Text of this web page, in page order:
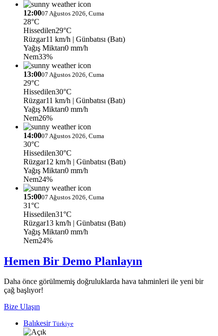
12:0007 Ağustos 2026, Cuma
28°C
Hissedilen29°C
Rüzgar11 km/h | Günbatısı (Batı)
Yağış Miktarı0 mm/h
Nem33%
13:0007 Ağustos 2026, Cuma
29°C
Hissedilen30°C
Rüzgar11 km/h | Günbatısı (Batı)
Yağış Miktarı0 mm/h
Nem26%
14:0007 Ağustos 2026, Cuma
30°C
Hissedilen30°C
Rüzgar12 km/h | Günbatısı (Batı)
Yağış Miktarı0 mm/h
Nem24%
15:0007 Ağustos 2026, Cuma
31°C
Hissedilen31°C
Rüzgar13 km/h | Günbatısı (Batı)
Yağış Miktarı0 mm/h
Nem24%
Hemen Bir Demo Planlayın
Daha önce görülmemiş doğruluklarda hava tahminleri ile yeni bir
çağ başlıyor!
Bize Ulaşın
Balıkesir Türkiye